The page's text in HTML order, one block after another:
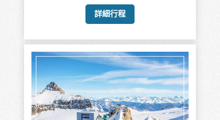
詳細行程